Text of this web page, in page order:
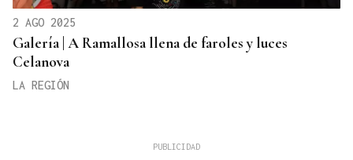
2 AGO 2025
Galería | A Ramallosa llena de faroles y luces
Celanova
LA REGIÓN